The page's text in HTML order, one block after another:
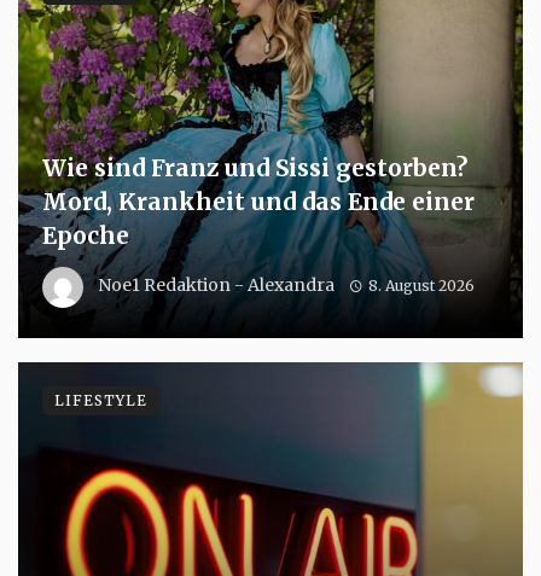
Wie sind Franz und Sissi gestorben?
Mord, Krankheit und das Ende einer
Epoche
Noe1 Redaktion - Alexandra 8. August 2026
LIFESTYLE